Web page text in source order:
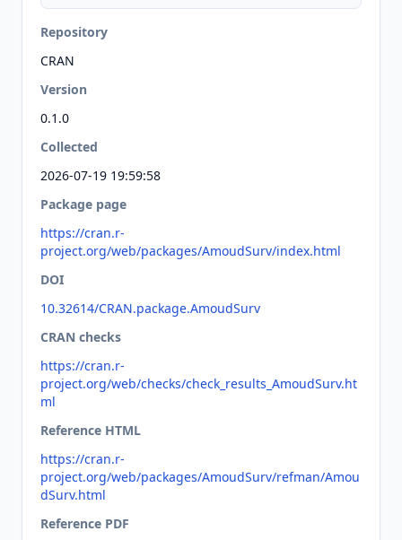
Repository
CRAN
Version
0.1.0
Collected
2026-07-19 19:59:58
Package page
https://cran.r-
project.org/web/packages/AmoudSurv/index.html
DOI
10.32614/CRAN.package.AmoudSurv
CRAN checks
https://cran.r-
project.org/web/checks/check_results_AmoudSurv.ht
ml
Reference HTML
https://cran.r-
project.org/web/packages/AmoudSurv/refman/Amou
dSurv.html
Reference PDF